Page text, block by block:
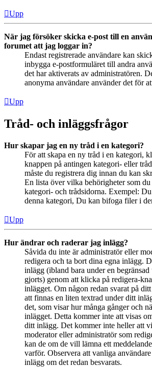
Upp
När jag försöker skicka e-post till en
forumet att jag loggar in?
Endast registrerade användare kan
inbygga e-postformuläret till andra
det har aktiverats av administratören.
anonyma användare använder det för
Upp
Tråd- och inläggsfrågor
Hur skapar jag en ny tråd i en kategori?
För att skapa en ny tråd i en kategori,
knappen på antingen kategori- eller
måste du registrera dig innan du kan
En lista över vilka behörigheter som
kategori- och trådsidorna. Exempel:
denna kategori, Du kan bifoga filer i
Upp
Hur ändrar och raderar jag inlägg?
Såvida du inte är administratör eller
redigera och ta bort dina egna inlägg.
inlägg (ibland bara under en
gjorts) genom att klicka på redigera-
inlägget. Om någon redan svarat på
att finnas en liten textrad under ditt
det, som visar hur många gånger och
inlägget. Detta kommer inte att visas
ditt inlägg. Det kommer inte heller att
moderator eller administratör som
kan de om de vill lämna ett
varför. Observera att vanliga
inlägg om det redan besvarats.